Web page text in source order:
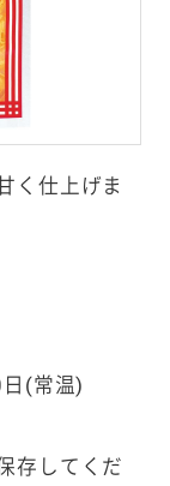
く仕上げま
(常温)
存してくだ